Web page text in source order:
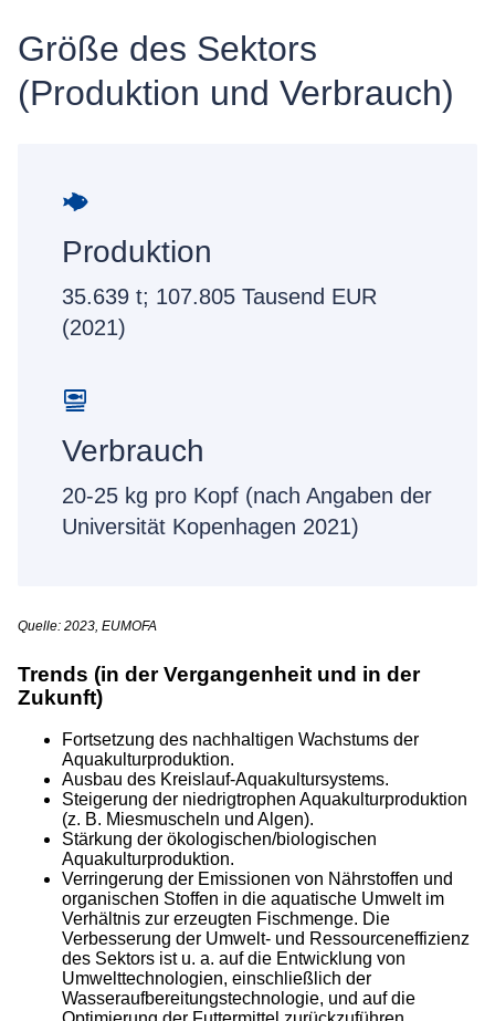
Größe des Sektors
(Produktion und Verbrauch)
Produktion
35.639 t; 107.805 Tausend EUR
(2021)
Verbrauch
20-25 kg pro Kopf (nach Angaben der
Universität Kopenhagen 2021)
Quelle: 2023, EUMOFA
Trends (in der Vergangenheit und in der
Zukunft)
Fortsetzung des nachhaltigen Wachstums der
Aquakulturproduktion.
Ausbau des Kreislauf-Aquakultursystems.
Steigerung der niedrigtrophen Aquakulturproduktion
(z. B. Miesmuscheln und Algen).
Stärkung der ökologischen/biologischen
Aquakulturproduktion.
Verringerung der Emissionen von Nährstoffen und
organischen Stoffen in die aquatische Umwelt im
Verhältnis zur erzeugten Fischmenge. Die
Verbesserung der Umwelt- und Ressourceneffizienz
des Sektors ist u. a. auf die Entwicklung von
Umwelttechnologien, einschließlich der
Wasseraufbereitungstechnologie, und auf die